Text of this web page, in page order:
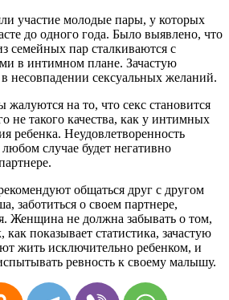
участие молодые пары, у которых
до одного года. Было выявлено, что
семейных пар сталкиваются с
в интимном плане. Зачастую
несовпадении сексуальных желаний.
на то, что секс становится
не такого качества, как у интимных
ребенка. Неудовлетворенность
случае будет негативно
общаться друг с другом
заботиться о своем партнере,
Женщина не должна забывать о том,
как показывает статистика, зачастую
жить исключительно ребенком, и
ревность к своему малышу.